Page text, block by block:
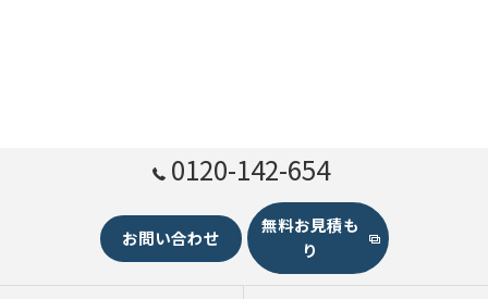
0120-142-654
お問い合わせ
無料お見積も
り